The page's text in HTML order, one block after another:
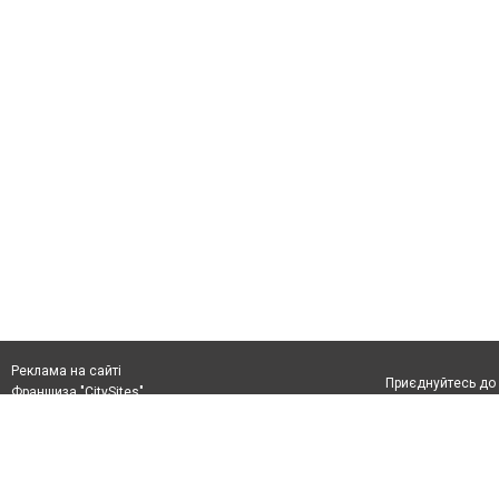
Реклама на сайті
Франшиза "CitySites"
Приєднуйтесь до